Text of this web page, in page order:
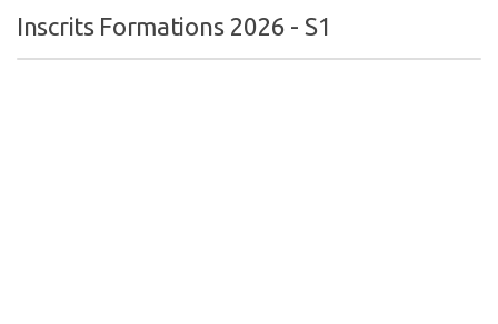
Inscrits Formations 2026 - S1